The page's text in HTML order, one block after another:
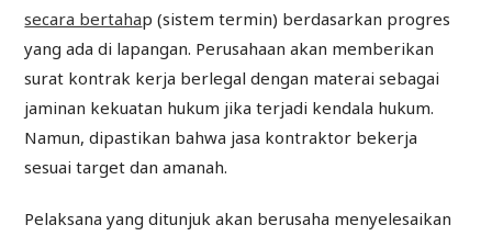
secara bertahap (sistem termin) berdasarkan progres
yang ada di lapangan. Perusahaan akan memberikan
surat kontrak kerja berlegal dengan materai sebagai
jaminan kekuatan hukum jika terjadi kendala hukum.
Namun, dipastikan bahwa jasa kontraktor bekerja
sesuai target dan amanah.
Pelaksana yang ditunjuk akan berusaha menyelesaikan